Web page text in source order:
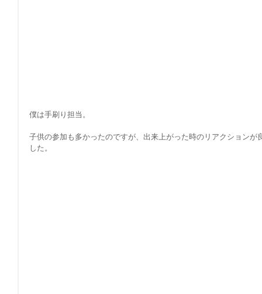
僕は手刷り担当。
子供の参加も多かったのですが、出来上がった時のリアクション
した。